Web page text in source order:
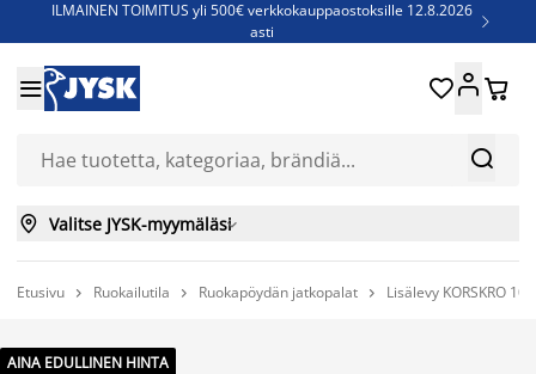
ILMAINEN TOIMITUS yli 500€ verkkokauppaostoksille 12.8.2026
asti

Jenkkisänkyjä - Säästä jopa 60%


 
 Valitse JYSK-myymäläsi
Etusivu  Ruokailutila  Ruokapöydän jatkopalat  Lisälevy KORSKRO
AINA EDULLINEN HINTA